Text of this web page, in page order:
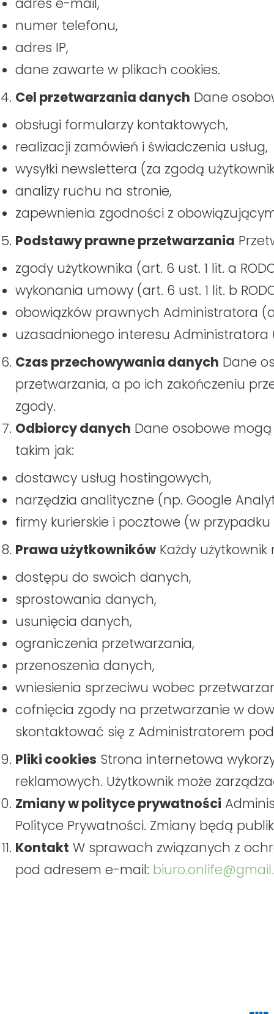
numer telefonu,
adres IP,
dane zawarte w plikach cookies.
Cel przetwarzania danych Dane
obsługi formularzy kontaktowych,
realizacji zamówień i świadczenia usług,
wysyłki newslettera (za zgodą
analizy ruchu na stronie,
zapewnienia zgodności z
Podstawy prawne przetwarzania
zgody użytkownika (art. 6 ust. 1 lit. a
wykonania umowy (art. 6 ust. 1 lit. b
obowiązków prawnych Administratora
uzasadnionego interesu Administratora
Czas przechowywania danych Dane
przetwarzania, a po ich zakończeniu
zgody.
Odbiorcy danych Dane osobowe
takim jak:
dostawcy usług hostingowych,
narzędzia analityczne (np. Google
firmy kurierskie i pocztowe (w
Prawa użytkowników Każdy
dostępu do swoich danych,
sprostowania danych,
usunięcia danych,
ograniczenia przetwarzania,
przenoszenia danych,
wniesienia sprzeciwu wobec
cofnięcia zgody na przetwarzanie w
skontaktować się z Administratorem
Pliki cookies Strona internetowa
reklamowych. Użytkownik może
Zmiany w polityce prywatności
Polityce Prywatności. Zmiany będą
Kontakt W sprawach związanych z
pod adresem e-mail: